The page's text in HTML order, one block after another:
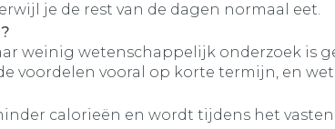
je de rest van de dagen normaal eet.
weinig wetenschappelijk onderzoek is
voordelen vooral op korte termijn, en
calorieën en wordt tijdens het